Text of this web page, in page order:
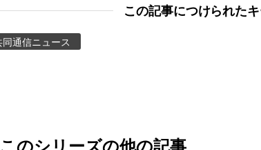
この記事につけられた
同通信ニュース
このシリーズの他の記事